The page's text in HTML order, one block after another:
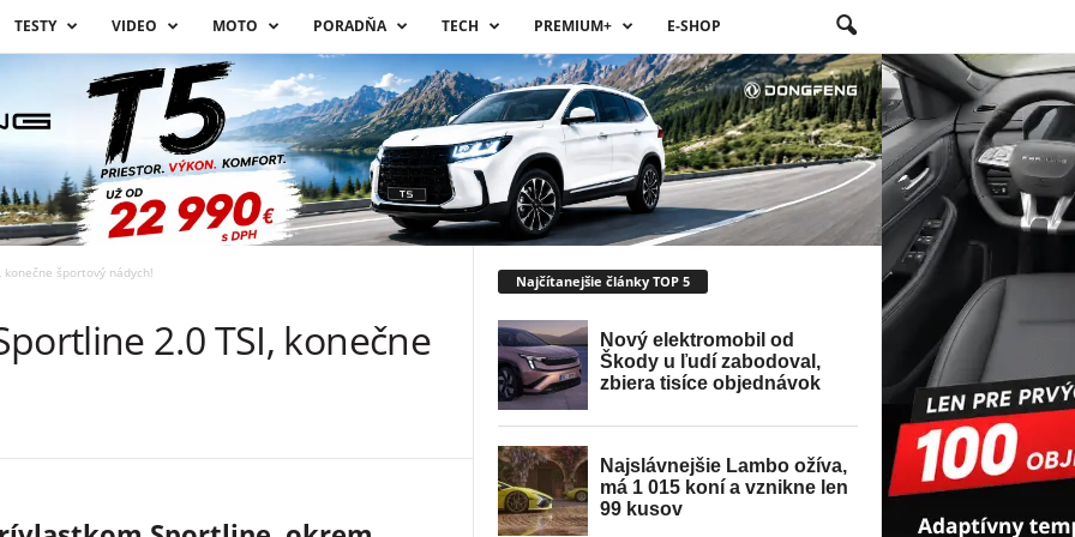
TESTY VIDEO MOTO PORADŇA TECH PREMIUM+ E-SHOP
konečne športový nádych!
2.0 TSI, konečne
Najčítanejšie články TOP 5